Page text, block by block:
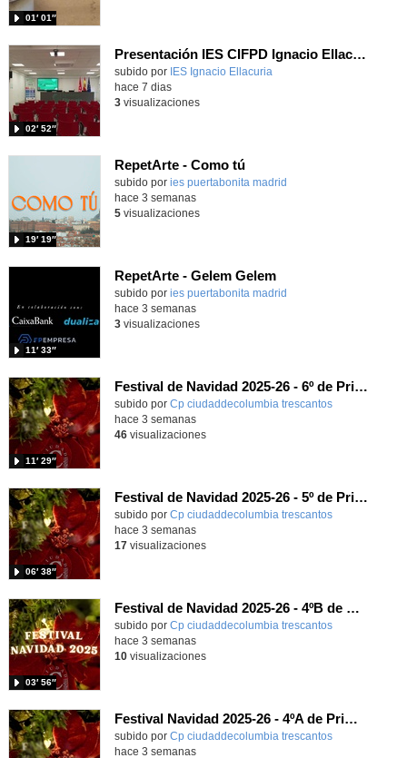
01′ 01″
Presentación IES CIFPD Ignacio Ellacuría
Contenido educativo.
subido por IES Ignacio Ellacuria
02′ 52″
hace 7 dias
3visualizaciones
RepetArte - Como tú
subido por ies puertabonita madrid
19′ 19″
hace 3 semanas
5visualizaciones
RepetArte - Gelem Gelem
subido por ies puertabonita madrid
11′ 33″
hace 3 semanas
3visualizaciones
Festival de Navidad 2025-26 - 6º de Primaria
subido por Cp ciudaddecolumbia trescantos
11′ 29″
-
hace 3 semanas
46visualizaciones
Festival de Navidad 2025-26 - 5º de Primaria
subido por Cp ciudaddecolumbia trescantos
06′ 38″
-
hace 3 semanas
17visualizaciones
Festival de Navidad 2025-26 - 4ºB de Primaria
subido por Cp ciudaddecolumbia trescantos
03′ 56″
-
hace 3 semanas
10visualizaciones
Festival Navidad 2025-26 - 4ºA de Primaria
subido por Cp ciudaddecolumbia trescantos-
hace 3 semanas